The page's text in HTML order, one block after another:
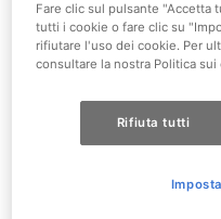
Assicurati subito il tuo
imperdibile:
Sconti fino al 40€
Sconti oltre il 20%
Gli sconti sono validi fino
Fare clic sul pulsante "Accetta
tutti i cookie o fare clic su
rifiutare l'uso dei cookie. Per
consultare la nostra Politica sui
Rifiuta tutti